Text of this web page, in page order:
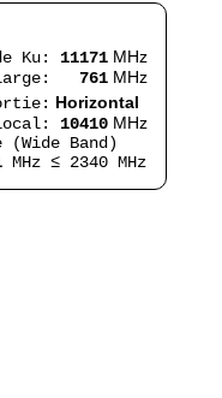
11171 MHz
761 MHz
Horizontal
10410 MHz
Band)
MHz ≤ 2340 MHz